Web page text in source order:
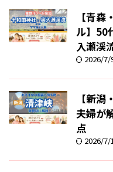
【青
ル】50
入瀬渓
2026/7/
【新
夫婦が
点
2026/7/